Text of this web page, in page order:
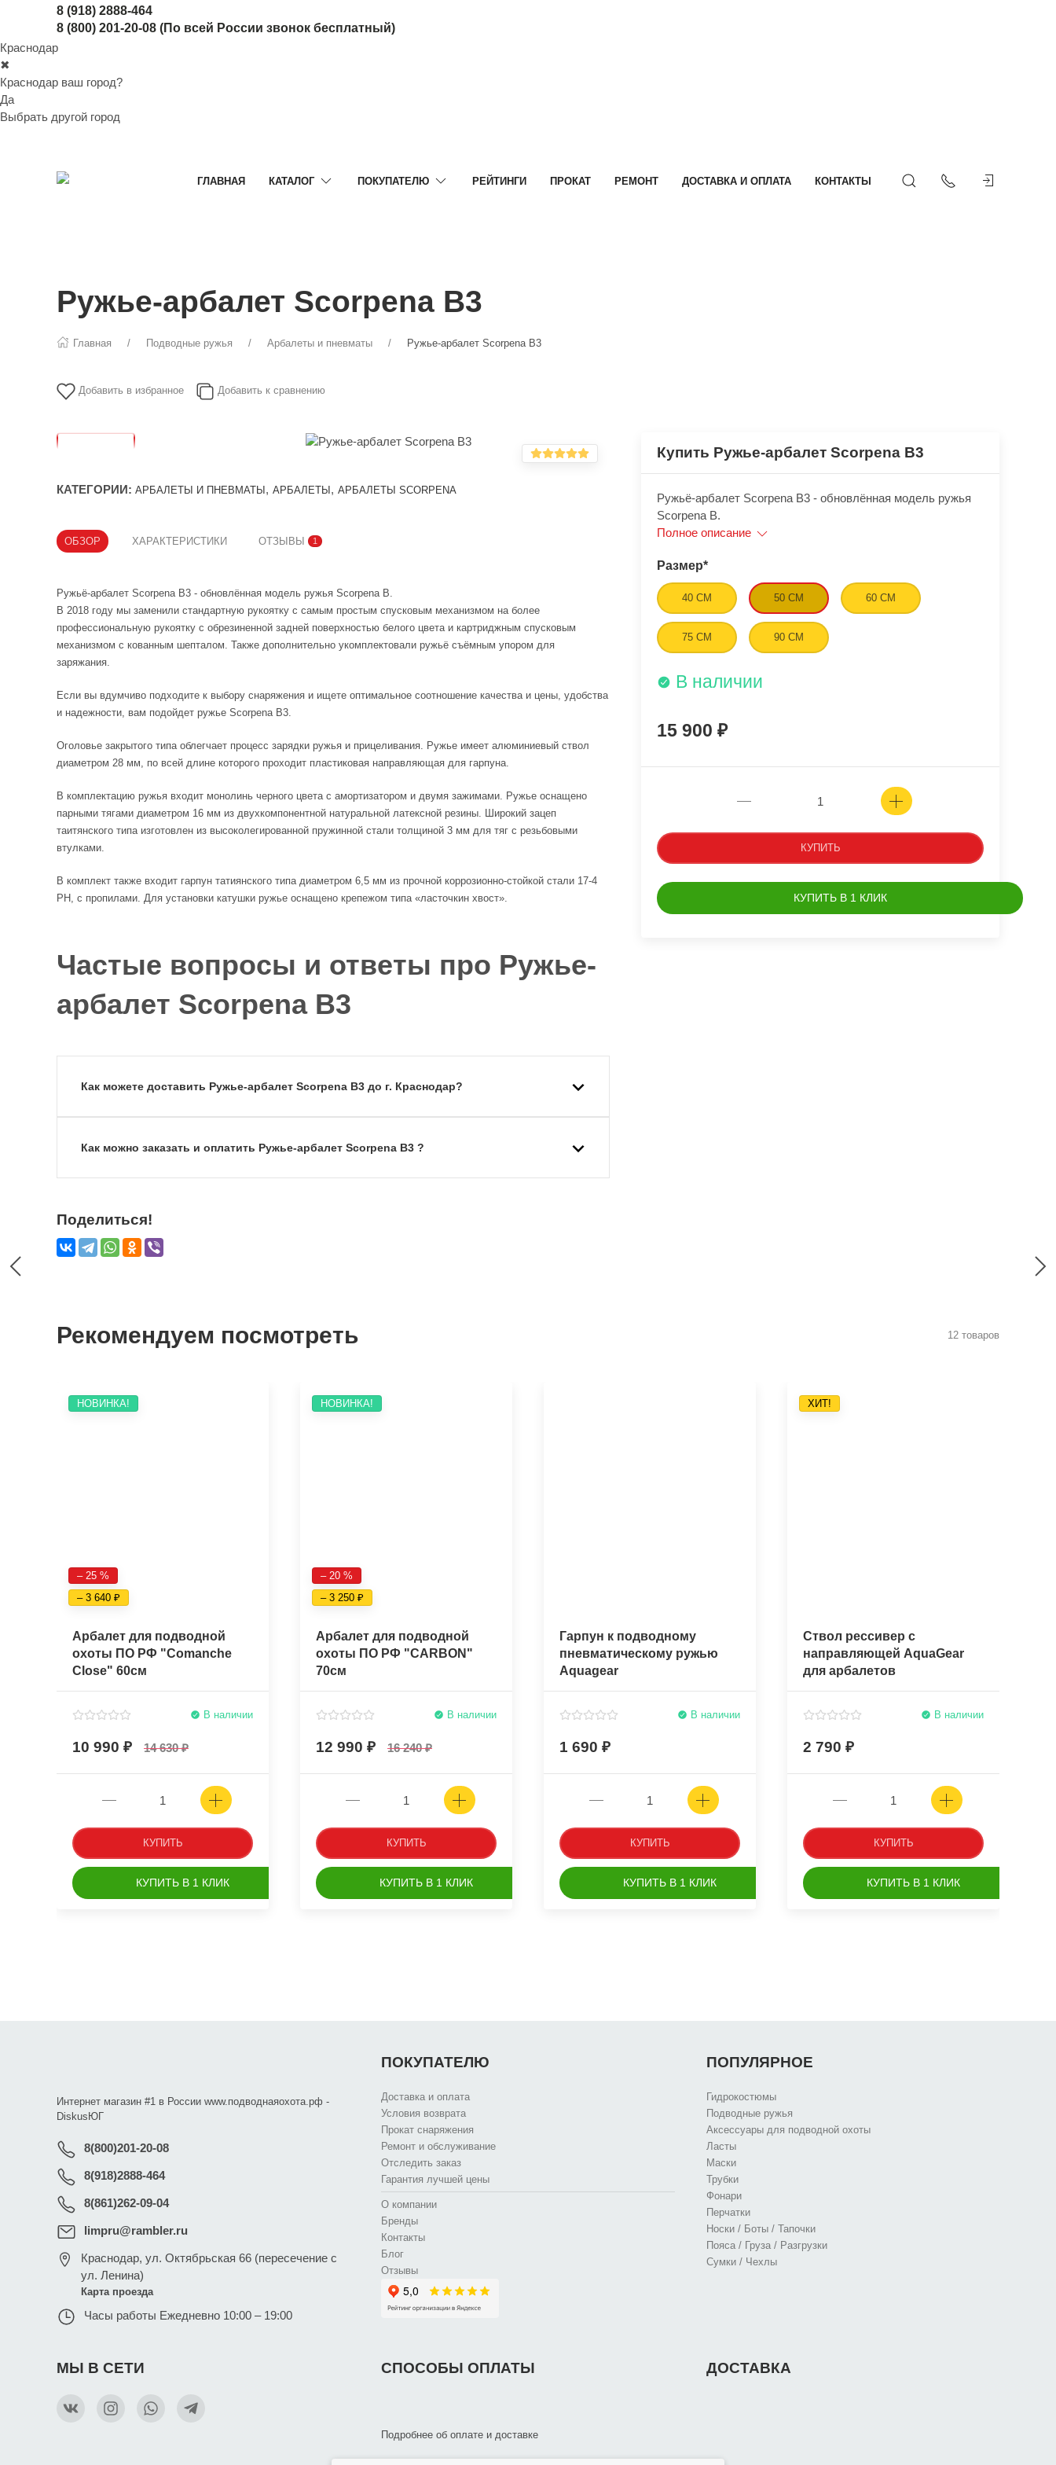
8 (918) 2888-464
8 (800) 201-20-08 (По всей России звонок бесплатный)
Краснодар
✖
Краснодар ваш город?
Да
Выбрать другой город
ГЛАВНАЯ КАТАЛОГ ПОКУПАТЕЛЮ РЕЙТИНГИ ПРОКАТ РЕМОНТ ДОСТАВКА И ОПЛАТА КОНТАКТЫ
Ружье-арбалет Scorpena B3
Главная Подводные ружья Арбалеты и пневматы Ружье-арбалет Scorpena B3
Добавить в избранное Добавить к сравнению
КАТЕГОРИИ: АРБАЛЕТЫ И ПНЕВМАТЫ, АРБАЛЕТЫ, АРБАЛЕТЫ SCORPENA
ОБЗОР ХАРАКТЕРИСТИКИ ОТЗЫВЫ 1
Ружьё-арбалет Scorpena В3 - обновлённая модель ружья Scorpena В.
В 2018 году мы заменили стандартную рукоятку с самым простым спусковым механизмом на более
профессиональную рукоятку с обрезиненной задней поверхностью белого цвета и картриджным спусковым
механизмом с кованным шепталом. Также дополнительно укомплектовали ружьё съёмным упором для
заряжания.
Если вы вдумчиво подходите к выбору снаряжения и ищете оптимальное соотношение качества и цены, удобства
и надежности, вам подойдет ружье Scorpena B3.
Оголовье закрытого типа облегчает процесс зарядки ружья и прицеливания. Ружье имеет алюминиевый ствол
диаметром 28 мм, по всей длине которого проходит пластиковая направляющая для гарпуна.
В комплектацию ружья входит монолинь черного цвета с амортизатором и двумя зажимами. Ружье оснащено
парными тягами диаметром 16 мм из двухкомпонентной натуральной латексной резины. Широкий зацеп
таитянского типа изготовлен из высоколегированной пружинной стали толщиной 3 мм для тяг с резьбовыми
втулками.
В комплект также входит гарпун татиянского типа диаметром 6,5 мм из прочной коррозионно-стойкой стали 17-4
PH, с пропилами. Для установки катушки ружье оснащено крепежом типа «ласточкин хвост».
Частые вопросы и ответы про Ружье-
арбалет Scorpena B3
Как можете доставить Ружье-арбалет Scorpena B3 до г. Краснодар?
Как можно заказать и оплатить Ружье-арбалет Scorpena B3 ?
Купить Ружье-арбалет Scorpena B3
Ружьё-арбалет Scorpena В3 - обновлённая модель ружья
Scorpena В.
Полное описание
Размер*
40 СМ 50 СМ 60 СМ
75 СМ 90 СМ
В наличии
15 900
КУПИТЬ
КУПИТЬ В 1 КЛИК
Поделиться!
Рекомендуем посмотреть 12 товаров
НОВИНКА!
– 25 %
– 3 640
Арбалет для подводной
охоты ПО РФ "Comanche
Close" 60см
В наличии
10 990 14 630
КУПИТЬ
КУПИТЬ В 1 КЛИК
НОВИНКА!
– 20 %
– 3 250
Арбалет для подводной
охоты ПО РФ "CARBON"
70см
В наличии
12 990 16 240
КУПИТЬ
КУПИТЬ В 1 КЛИК
Гарпун к подводному
пневматическому ружью
Aquagear
В наличии
1 690
КУПИТЬ
КУПИТЬ В 1 КЛИК
ХИТ!
Ствол рессивер с
направляющей AquaGear
для арбалетов
В наличии
2 790
КУПИТЬ
КУПИТЬ В 1 КЛИК
Интернет магазин #1 в России www.подводнаяохота.рф -
DiskusЮГ
8(800)201-20-08
8(918)2888-464
8(861)262-09-04
limpru@rambler.ru
Краснодар, ул. Октябрьская 66 (пересечение с
ул. Ленина)
Карта проезда
Часы работы Ежедневно 10:00 – 19:00
ПОКУПАТЕЛЮ
Доставка и оплата
Условия возврата
Прокат снаряжения
Ремонт и обслуживание
Отследить заказ
Гарантия лучшей цены
О компании
Бренды
Контакты
Блог
Отзывы
ПОПУЛЯРНОЕ
Гидрокостюмы
Подводные ружья
Аксессуары для подводной охоты
Ласты
Маски
Трубки
Фонари
Перчатки
Носки / Боты / Тапочки
Пояса / Груза / Разгрузки
Сумки / Чехлы
МЫ В СЕТИ СПОСОБЫ ОПЛАТЫ
Подробнее об оплате и доставке
ДОСТАВКА